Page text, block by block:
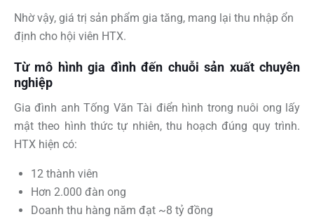
Nhờ vậy, giá trị sản phẩm gia tăng, mang lại thu nhập ổn
định cho hội viên HTX.
Từ mô hình gia đình đến chuỗi sản xuất chuyên
nghiệp
Gia đình anh Tống Văn Tài điển hình trong nuôi ong lấy
mật theo hình thức tự nhiên, thu hoạch đúng quy trình.
HTX hiện có:
12 thành viên
Hơn 2.000 đàn ong
Doanh thu hàng năm đạt ~8 tỷ đồng